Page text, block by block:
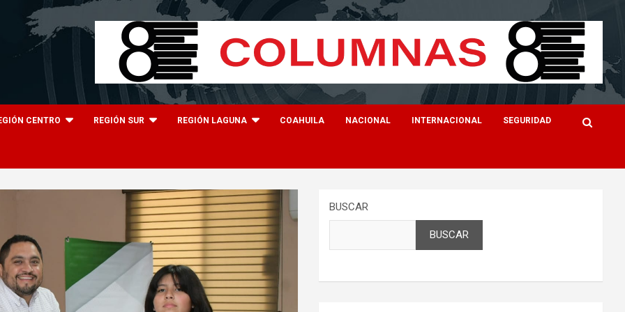
CENTRO REGIÓN SUR REGIÓN LAGUNA COAHUILA NACIONAL INTERNACIONAL SEGURIDAD
BUSCAR
BUSCAR